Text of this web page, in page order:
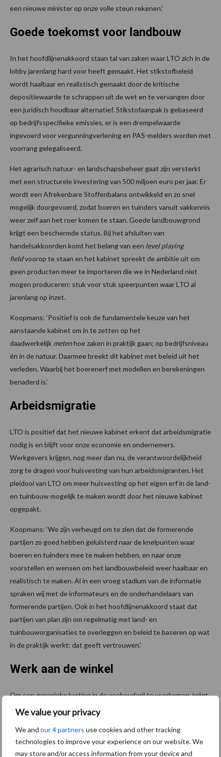
We value your privacy
We and our 4 partners use cookies and other tracking
technologies to improve your experience on our website. We
may store and/or access information from your device and
een nieuwe minister op onze volle steun rekenen.’
Goede toekomst voor landbouw
In het hoofdlijnenakkoord staan tal van zaken waar LTO zich in de
lobby jarenlang hard voor heeft gemaakt. Het stikstofbeleid
wordt haalbaar en realistisch gemaakt door de kritische
depositiewaarde te schrappen uit de wet en te vervangen door
een juridisch houdbaar alternatief. Stikstofaanpak is gebaseerd
op bedrijfsspecifieke emissies, er is een drempelwaarde
ingevoerd voor vergunningverlening en PAS-melders worden met
voorrang gelegaliseerd.
Het agrarisch natuur- en landschapsbeheer gaat zijn versterkt
met een structurele investering van 500 miljoen euro per jaar. Er
wordt een Afrekenbare Stoffenbalans ontwikkeld en zo snel
mogelijk doorgevoerd, zodat boeren en tuinders vanuit vakkennis
weer zelf aan het roer komen te staan. Goede landbouwgrond
krijgt een beschermde status. Bij het afsluiten van
handelsakkoorden komt het belang van een level playing
fieldvoorop te staan en het kabinet spreekt de ambitie uit om
geen producten meer te importeren die we in Nederland niet
mogen produceren: stuk voor stuk speerpunten waar LTO al
jarenlang op inzet.
Koopmans: ‘Positief is ook de fundamentele keuze van het
aanstaande kabinet om in te zetten op het
daadwerkelijk metenhoe zaken in praktijk gaan; op bedrijfsniveau
én in de natuur. Daarmee breekt dit kabinet met beleid uit het
verleden. Waarbij het boerenerf met modellen en berekeningen
benaderd is.’
Arbeidsmigratie
LTO is positief dat het nieuwe kabinet erkent dat arbeidsmigratie
nodig is en blijft voor onze economie en ondernemers.
Werkgevers krijgen, nog meer dan nu, de verantwoordelijkheid
zorg te dragen voor huisvesting van hun arbeidsmigranten. Het
pleidooi van LTO om meer huisvesting op het eigen erf in de land-
en tuinbouw mogelijk te maken wordt door het nieuwe kabinet
opgepakt.
Koopmans: ‘We zijn verheugd om te zien dat de formerende
partijen zo goed hebben geluisterd naar de knelpunten waar
boeren en tuinders mee te maken hebben, en naar onze
voorstellen en wensen om het landbouwbeleid weer haalbaar en
realistisch te maken. Al in een vroeg stadium van de informatie
spraken wij met de informateurs en de onderhandelaars van
formerende partijen. Ook in het hoofdlijnenakkoord staat dat
partijen van plan zijn om regelmatig met land- en
tuinbouworganisaties te overleggen en beleid te baseren op wat
in de praktijk werkt: dat geeft vertrouwen.’
Werk aan de winkel
Om een generieke korting in de veehouderij te voorkomen, krijgt
het aanpakken van de mestcrisis op korte termijn de hoogste
Nitraatrichtlijn en van de omgang met nutriënten verontreinigde
gebieden vraagt om fundamentele keuzes. Dat geld ook voor het